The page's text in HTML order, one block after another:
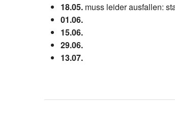
18.05. muss leider ausfallen:
01.06.
15.06.
29.06.
13.07.